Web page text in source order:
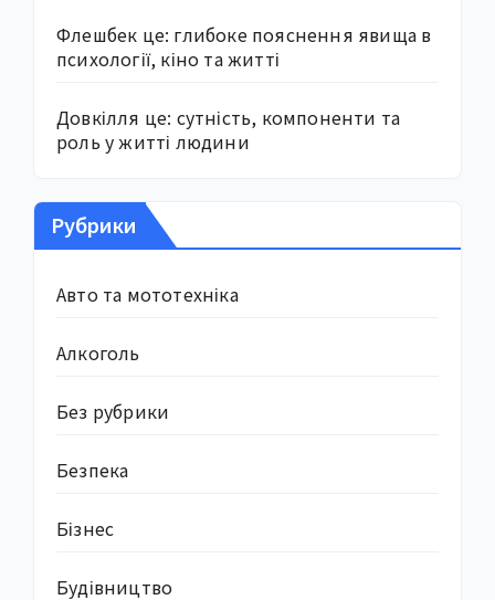
Флешбек це: глибоке пояснення явища в
психології, кіно та житті
Довкілля це: сутність, компоненти та
роль у житті людини
Рубрики
Авто та мототехніка
Алкоголь
Без рубрики
Безпека
Бізнес
Будівництво